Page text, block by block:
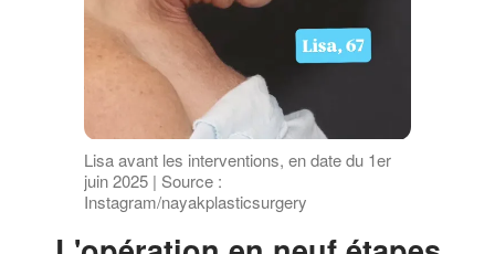
Lisa avant les interventions, en date du 1er
juin 2025 | Source :
Instagram/nayakplasticsurgery